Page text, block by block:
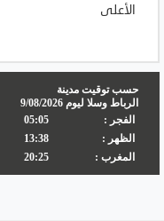
الأعلى